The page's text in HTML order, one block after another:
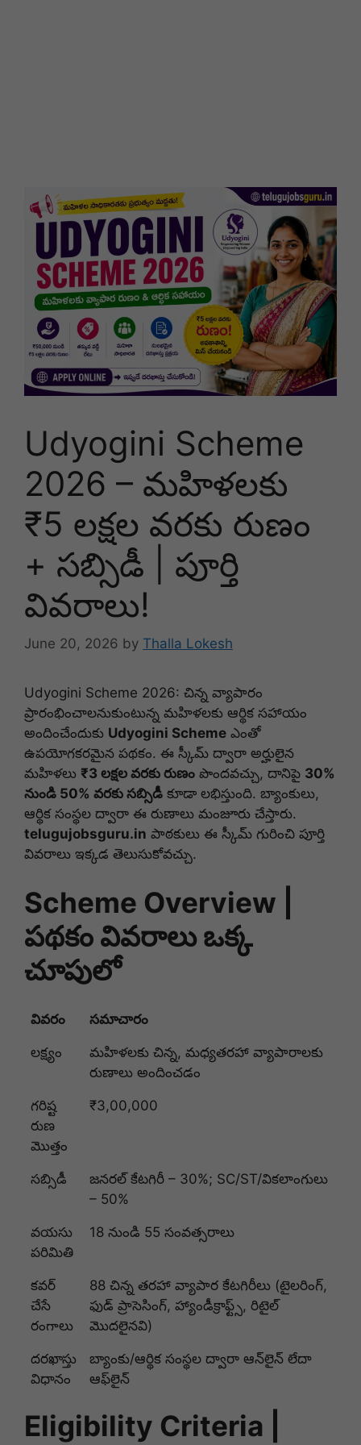
Udyogini Scheme
2026 – మహిళలకు
₹5 లక్షల వరకు రుణం
+ సబ్సిడీ | పూర్తి
వివరాలు!
June 20, 2026 by Thalla Lokesh
Udyogini Scheme 2026: చిన్న వ్యాపారం
ప్రారంభించాలనుకుంటున్న మహిళలకు ఆర్థిక సహాయం
అందించేందుకు Udyogini Scheme ఎంతో
ఉపయోగకరమైన పథకం. ఈ స్కీమ్ ద్వారా అర్హులైన
మహిళలు ₹3 లక్షల వరకు రుణం పొందవచ్చు, దానిపై 30%
నుండి 50% వరకు సబ్సిడీ కూడా లభిస్తుంది. బ్యాంకులు,
ఆర్థిక సంస్థల ద్వారా ఈ రుణాలు మంజూరు చేస్తారు.
telugujobsguru.in పాఠకులు ఈ స్కీమ్ గురించి పూర్తి
వివరాలు ఇక్కడ తెలుసుకోవచ్చు.
Scheme Overview |
పథకం వివరాలు ఒక్క
చూపులో
వివరం సమాచారం
లక్ష్యం
మహిళలకు చిన్న, మధ్యతరహా వ్యాపారాలకు
రుణాలు అందించడం
గరిష్ట
రుణ
మొత్తం
₹3,00,000
సబ్సిడీ
జనరల్ కేటగిరీ – 30%; SC/ST/వికలాంగులు
– 50%
వయసు
పరిమితి
18 నుండి 55 సంవత్సరాలు
కవర్
చేసే
రంగాలు
88 చిన్న తరహా వ్యాపార కేటగిరీలు (టైలరింగ్,
ఫుడ్ ప్రాసెసింగ్, హ్యాండీక్రాఫ్ట్స్, రిటైల్
మొదలైనవి)
దరఖాస్తు
విధానం
బ్యాంకు/ఆర్థిక సంస్థల ద్వారా ఆన్‌లైన్ లేదా
ఆఫ్‌లైన్
Eligibility Criteria |